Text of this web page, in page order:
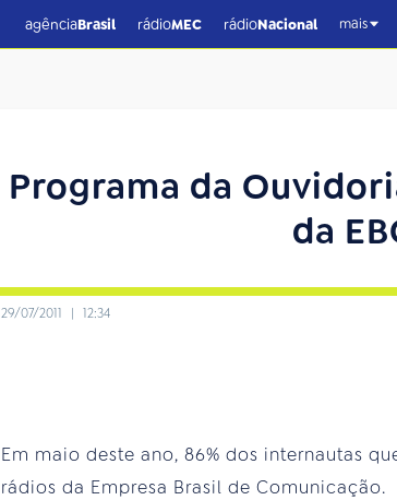
agênciaBrasil rádioMEC rádioNacional mais
Programa da
da
29/07/2011 | 12:34
Em maio deste ano, 86% dos internautas
rádios da Empresa Brasil de Comunicação.